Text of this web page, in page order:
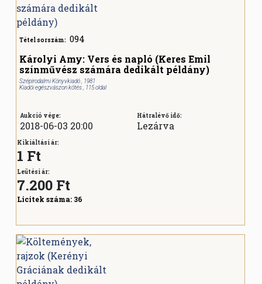
Tétel sorszám: 094
Károlyi Amy: Vers és napló (Keres Emil
színművész számára dedikált példány)
Szépirodalmi Könyvkiadó , 1981
Kiadói egészvászon kötés , 115 oldal
Aukció vége:
2018-06-03 20:00
Hátralévő idő:
Lezárva
Kikiáltási ár:
1 Ft
Leütési ár:
7.200 Ft
Licitek száma: 36